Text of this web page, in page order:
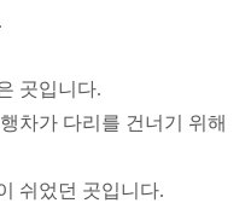
곳입니다.
차가 다리를 건너기 위해
쉬었던 곳입니다.